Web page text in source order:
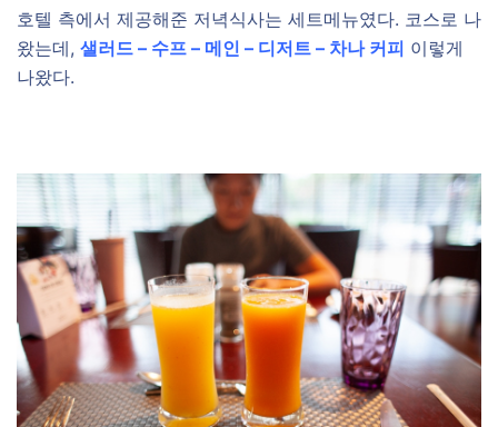
호텔 측에서 제공해준 저녁식사는 세트메뉴였다. 코스로 나
왔는데, 샐러드 – 수프 – 메인 – 디저트 – 차나 커피 이렇게
나왔다.